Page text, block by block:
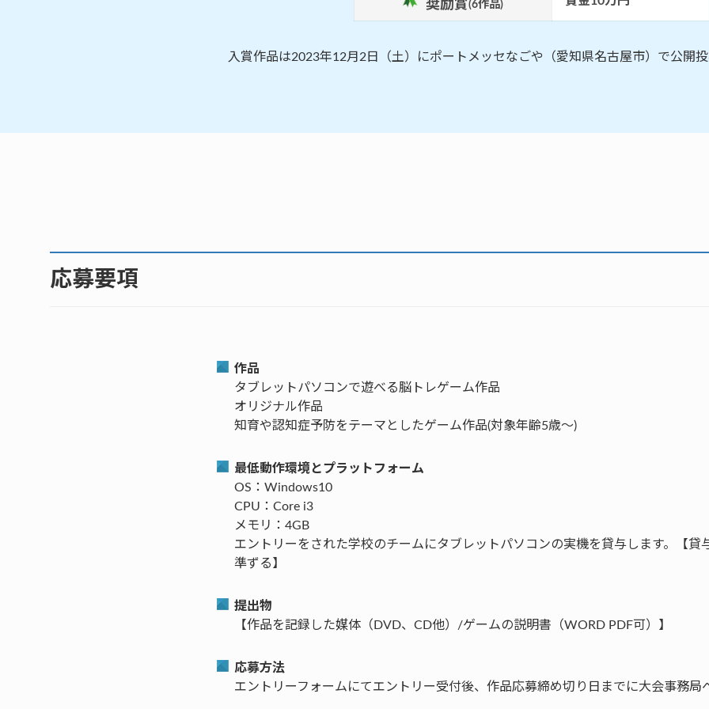
奨励賞(6作品)
入賞作品は2023年12月2日（土）にポートメッセなごや（愛知県名古屋市）で公開
応募要項
作品
タブレットパソコンで遊べる脳トレゲーム作品
オリジナル作品
知育や認知症予防をテーマとしたゲーム作品(対象年齢5歳～)
最低動作環境とプラットフォーム
OS：Windows10
CPU：Core i3
メモリ：4GB
エントリーをされた学校のチームにタブレットパソコンの実機を貸与します。【貸
準ずる】
提出物
【作品を記録した媒体（DVD、CD他）/ゲームの説明書（WORD PDF可）】
応募方法
エントリーフォームにてエントリー受付後、作品応募締め切り日までに大会事務局